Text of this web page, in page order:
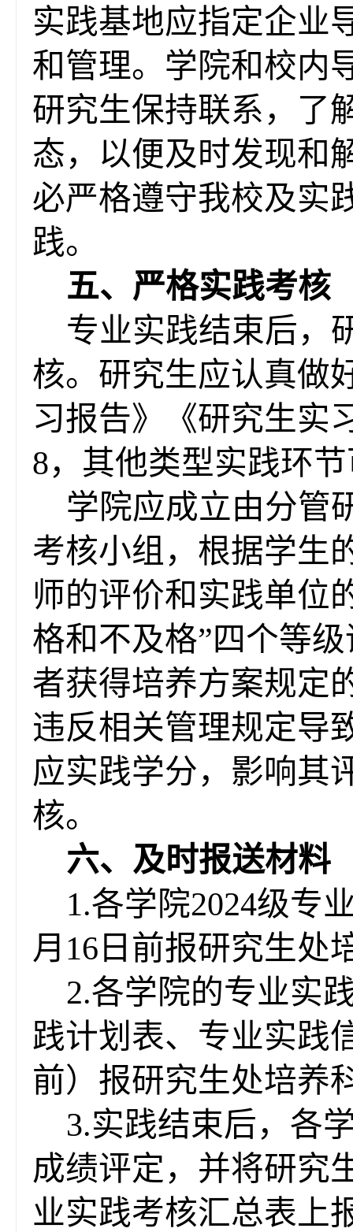
实践基地应指定企业
和管理。学院和校内
研究生保持联系，了
态，以便及时发现和
必严格遵守我校及实
践。
五、 严格实践考核
专业实践结束后，
核。 研究生应认真做
习报告》《研究生实
8， 其他类型实践环
学院应成立由分管
考核小组，根据学生
师的评价和实践单位
格和不及格”四个等
者获得培养方案规定
违反相关管理规定导
应实践学分，影响其
核。
六、 及时报送材料
1.各学院2024级专
月 16 日前报研究生处
2.各学院的专业实
践计划表、 专业实践
前） 报研究生处培养
3.实践结束后，各
成绩评定，并将研究
业实践考核汇总表上